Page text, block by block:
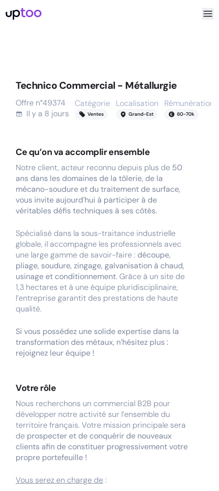
Technico Commercial - Métallurgie
Offre n°49374
Il y a 8 jours
Catégorie
Ventes
Localisation
Grand-Est
Rémunération
60-70k
Ce qu’on va accomplir ensemble
Notre client, acteur reconnu depuis plus de 50
ans dans les domaines de la tôlerie, de la
mécano-soudure et du traitement de surface,
vous invite aujourd’hui à participer à de
véritables défis techniques à ses côtés.
Spécialisé dans la sous-traitance industrielle
globale, il accompagne les professionnels avec
une large gamme de savoir-faire : découpe,
pliage, soudure, zingage, galvanisation à chaud,
usinage et conditionnement. Grâce à un site de
1,3 hectares et à une équipe pluridisciplinaire,
l’entreprise garantit des prestations de haute
qualité.
Si vous possédez une solide expertise dans la
transformation des métaux, n’hésitez plus :
rejoignez leur équipe !
Votre rôle
Nous recherchons un commercial B2B pour
développer notre activité sur l’ensemble du
territoire français. Votre mission principale sera
de prospecter et de conquérir de nouveaux
clients afin de constituer progressivement votre
propre portefeuille !
Vous serez en charge de: